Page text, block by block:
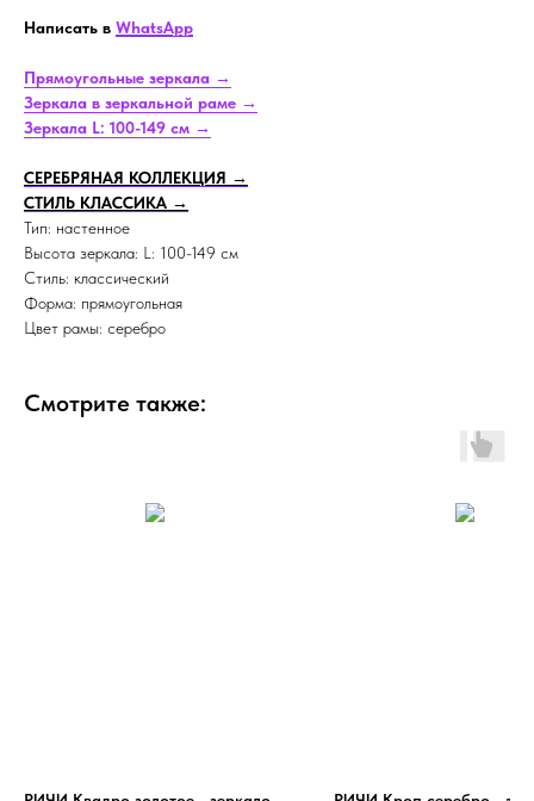
Написать в WhatsApp
Прямоугольные зеркала →
Зеркала в зеркальной раме →
Зеркала L: 100-149 см →
СЕРЕБРЯНАЯ КОЛЛЕКЦИЯ →
СТИЛЬ КЛАССИКА →
Тип: настенное
Высота зеркала: L: 100-149 см
Стиль: классический
Форма: прямоугольная
Цвет рамы: серебро
Смотрите также: